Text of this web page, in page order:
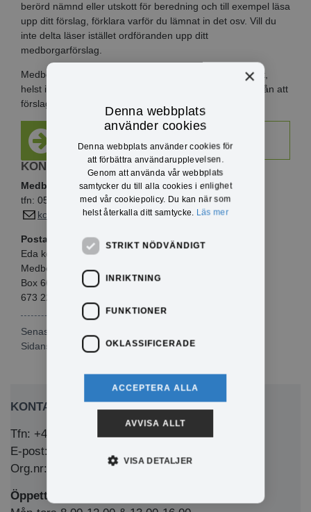
berörd nämnd eller utskott för beredning och till exempel läsa
upp ditt förslag, förklara varför du lämnat in det osv. Vill du
inte delta läser istället ordföranden upp ditt
medborgarförslag.
Medborgarförslaget ska behandlas så snart som möjligt,
helst inom sex månader, men allra senast inom ett år från att
förslaget väcktes.
Lämna medborgarförslag via e-tjänst
KONTAKTINFO
Medborgarkontoret
tfn: 0571-281 00
kommun@eda.se
Postadress:
Eda kommun
Medborgarförslag
Box 66
673 22 Charlottenberg
Senast publicerad: 2025-12-23
Sidansvarig:
Rebecka Nilsson
KONTAKTA OSS
Tfn: +46 (0)571-281 00
E-post: kommun@eda.se
Org.nr: 212000-1769
Öppettider Medborgarkontor/växel
×
Denna webbplats
använder cookies
Denna webbplats använder cookies för
att förbättra användarupplevelsen.
Genom att använda vår webbplats
samtycker du till alla cookies i enlighet
med vår cookiepolicy. Du kan när som
helst återkalla ditt samtycke. Läs mer
STRIKT NÖDVÄNDIGT
INRIKTNING
FUNKTIONER
OKLASSIFICERADE
ACCEPTERA ALLA
AVVISA ALLT
VISA DETALJER